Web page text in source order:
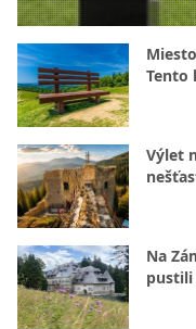
Tento
Výlet
Na
pustili